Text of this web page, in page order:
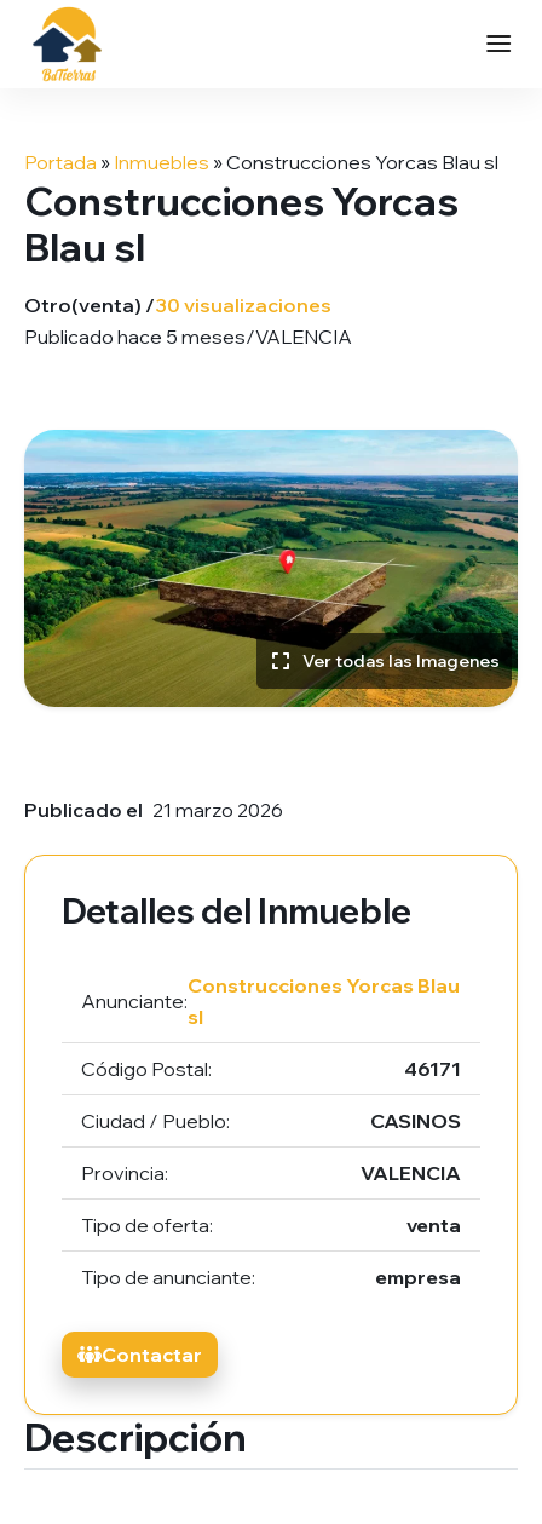
contenido
Portada » Inmuebles »Construcciones Yorcas Blau sl
Construcciones Yorcas
Blau sl
Otro(venta) /30 visualizaciones
Publicado hace 5 meses/VALENCIA
Ver todas las Imagenes
Publicado el 21 marzo 2026
Descripción
Detalles del Inmueble
Anunciante:
Construcciones Yorcas Blau
sl
Código Postal: 46171
Ciudad / Pueblo: CASINOS
Provincia: VALENCIA
Tipo de oferta: venta
Tipo de anunciante: empresa
Contactar